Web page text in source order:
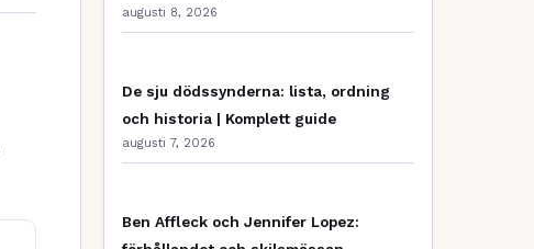
augusti 8, 2026
De sju dödssynderna: lista, ordning
och historia | Komplett guide
augusti 7, 2026
Ben Affleck och Jennifer Lopez: